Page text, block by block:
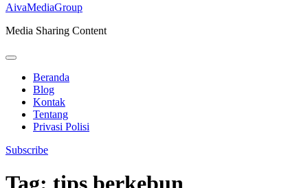
Lompat
konten
Enter)
AivaMediaGroup
Media Sharing Content
Beranda
Blog
Kontak
Tentang
Privasi Polisi
Subscribe